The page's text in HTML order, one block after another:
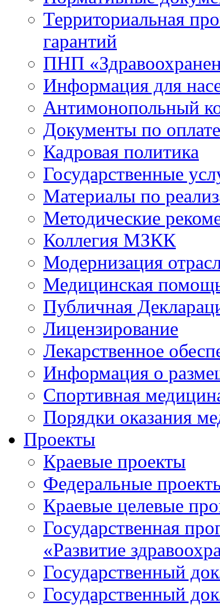
Территориальная
гарантий
ПНП
Информация для
Антимонопольный
Документы по
Кадровая политика
Государственные
Материалы по
Методические
Коллегия МЗКК
Модернизация
Медицинская
Публичная
Лицензирование
Лекарственное
Информация о
Спортивная
Порядки оказания
Проекты
Краевые проекты
Федеральные
Краевые целевые
Государственная
«Развитие
Государственный
Государственный